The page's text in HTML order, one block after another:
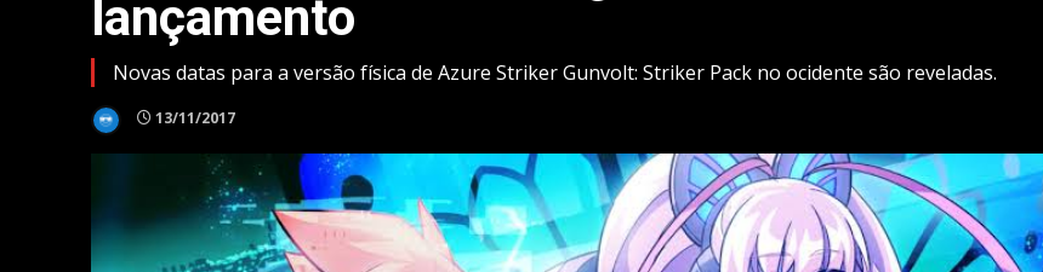
lançamento
Novas datas para a versão física de Azure Striker Gunvolt: Striker Pack no ocidente são reveladas.
13/11/2017